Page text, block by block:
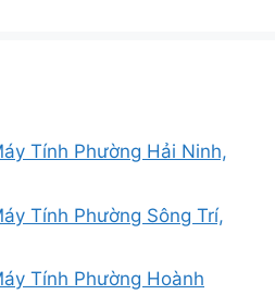
Tính Phường Hải Ninh,
Tính Phường Sông Trí,
Tính Phường Hoành